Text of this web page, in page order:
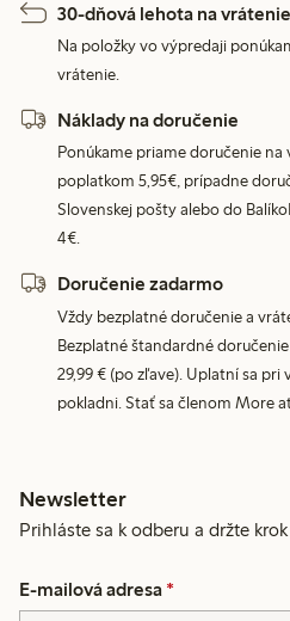
30-dňová lehota na vrátenie
Na položky vo výpredaji
vrátenie.
Náklady na doručenie
Ponúkame priame doručenie
poplatkom 5,95€, prípadne
Slovenskej pošty alebo do
4€.
Doručenie zadarmo
Vždy bezplatné doručenie a
Bezplatné štandardné
29,99 € (po zľave). Uplatní sa
pokladni. Stať sa členom More
Newsletter
Prihláste sa k odberu a držte
E-mailová adresa *